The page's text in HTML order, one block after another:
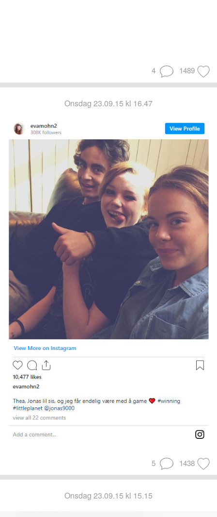
4 1489
onsdag 23.09.15 kl 16.47
5 1438
onsdag 23.09.15 kl 15.15